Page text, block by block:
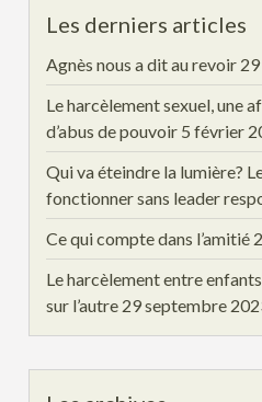
Les derniers articles
Agnès nous a dit au revoir
Le harcèlement sexuel, une
d’abus de pouvoir 5 février
Qui va éteindre la lumière?
fonctionner sans leader
Ce qui compte dans l’amitié
Le harcèlement entre
sur l’autre 29 septembre